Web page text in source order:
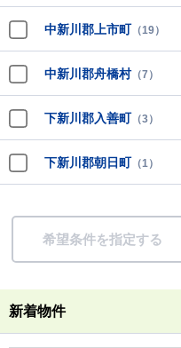
中新川郡上市町 （19）
中新川郡舟橋村（7）
下新川郡入善町 （3）
下新川郡朝日町 （1）
希望条件を指定する
新着物件